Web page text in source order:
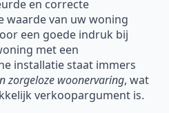
en correcte
waarde van uw woning
een goede indruk bij
met een
installatie staat immers
zorgeloze woonervaring, wat
verkoopargument is.